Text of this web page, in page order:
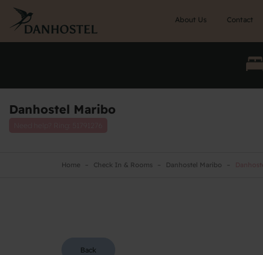
main
content
About Us Contact
Danhostel Maribo
Home Check In & Rooms Danhostel Maribo
Back